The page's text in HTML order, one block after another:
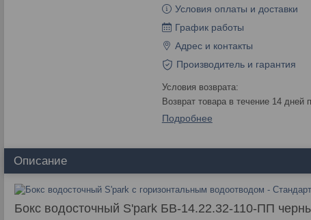
Условия оплаты и доставки
График работы
Адрес и контакты
Производитель и гарантия
возврат товара в течение 14 дней
Подробнее
Описание
Бокс водосточный S'park БВ-14.22.32-110-ПП